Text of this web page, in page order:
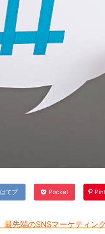
はてブ Pocket
最先端のSNSマーケティン